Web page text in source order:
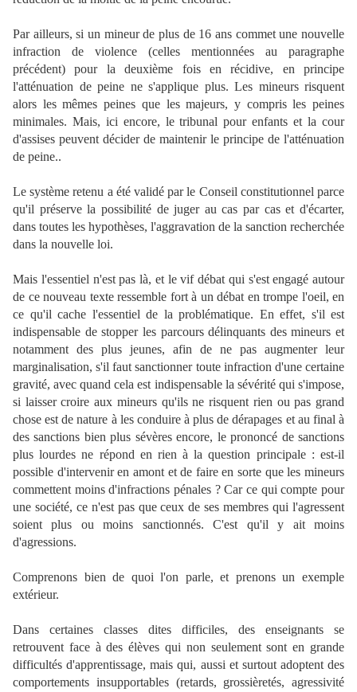
Par ailleurs, si un mineur de plus de 16 ans commet une nouvelle
infraction de violence (celles mentionnées au paragraphe
précédent) pour la deuxième fois en récidive, en principe
l'atténuation de peine ne s'applique plus. Les mineurs risquent
alors les mêmes peines que les majeurs, y compris les peines
minimales. Mais, ici encore, le tribunal pour enfants et la cour
d'assises peuvent décider de maintenir le principe de l'atténuation
de peine..
Le système retenu a été validé par le Conseil constitutionnel parce
qu'il préserve la possibilité de juger au cas par cas et d'écarter,
dans toutes les hypothèses, l'aggravation de la sanction recherchée
dans la nouvelle loi.
Mais l'essentiel n'est pas là, et le vif débat qui s'est engagé autour
de ce nouveau texte ressemble fort à un débat en trompe l'oeil, en
ce qu'il cache l'essentiel de la problématique. En effet, s'il est
indispensable de stopper les parcours délinquants des mineurs et
notamment des plus jeunes, afin de ne pas augmenter leur
marginalisation, s'il faut sanctionner toute infraction d'une certaine
gravité, avec quand cela est indispensable la sévérité qui s'impose,
si laisser croire aux mineurs qu'ils ne risquent rien ou pas grand
chose est de nature à les conduire à plus de dérapages et au final à
des sanctions bien plus sévères encore, le prononcé de sanctions
plus lourdes ne répond en rien à la question principale : est-il
possible d'intervenir en amont et de faire en sorte que les mineurs
commettent moins d'infractions pénales ? Car ce qui compte pour
une société, ce n'est pas que ceux de ses membres qui l'agressent
soient plus ou moins sanctionnés. C'est qu'il y ait moins
d'agressions.
Comprenons bien de quoi l'on parle, et prenons un exemple
extérieur.
Dans certaines classes dites difficiles, des enseignants se
retrouvent face à des élèves qui non seulement sont en grande
difficultés d'apprentissage, mais qui, aussi et surtout adoptent des
comportements insupportables (retards, grossièretés, agressivité